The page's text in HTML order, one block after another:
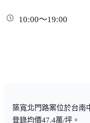
10:00～19:00
築寬北門路案位於台南
登錄均價47.4萬/坪。